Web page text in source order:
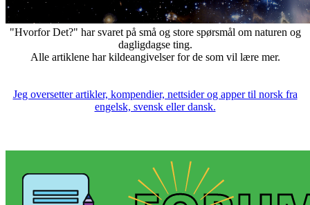
"Hvorfor Det?" har svaret på små og store spørsmål om naturen og
dagligdagse ting.
Alle artiklene har kildeangivelser for de som vil lære mer.
Jeg oversetter artikler, kompendier, nettsider og apper til norsk fra
engelsk, svensk eller dansk.